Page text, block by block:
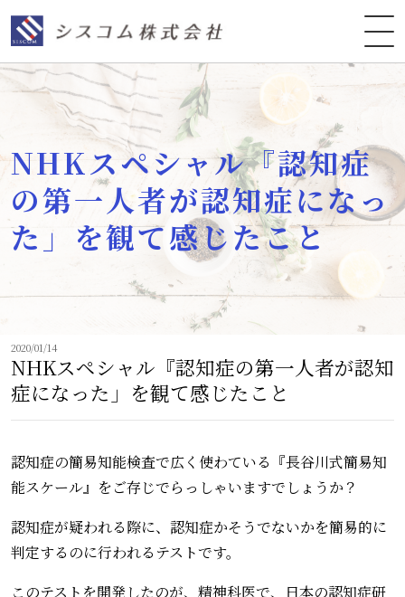
NHKスペシャル『認知症
の第一人者が認知症になっ
た」を観て感じたこと
2020/01/14
NHKスペシャル『認知症の第一人者が認知
症になった」を観て感じたこと
認知症の簡易知能検査で広く使わている『長谷川式簡易知
能スケール』をご存じでらっしゃいますでしょうか？
認知症が疑われる際に、認知症かそうでないかを簡易的に
判定するのに行われるテストです。
このテストを開発したのが、精神科医で、日本の認知症研